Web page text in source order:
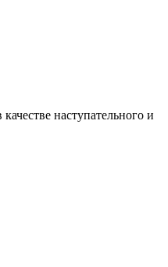
наступательного и